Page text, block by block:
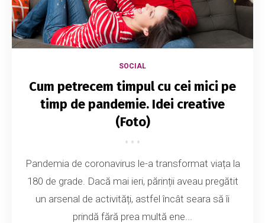
SOCIAL
Cum petrecem timpul cu cei mici pe
timp de pandemie. Idei creative
(Foto)
Pandemia de coronavirus le-a transformat viața la
180 de grade. Dacă mai ieri, părinții aveau pregătit
un arsenal de activități, astfel încât seara să îi
prindă fără prea multă ene...